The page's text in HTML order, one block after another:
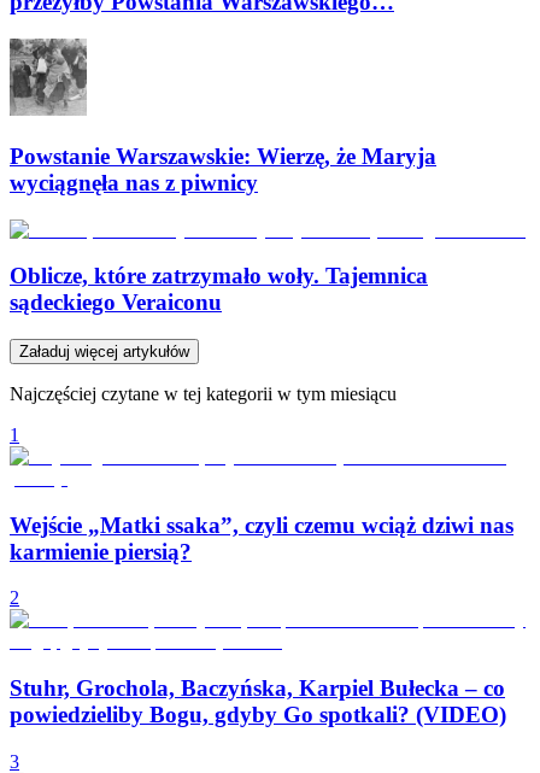
Powstanie Warszawskie: Wierzę, że Maryja
wyciągnęła nas z piwnicy
Oblicze, które zatrzymało woły. Tajemnica
sądeckiego Veraiconu
Załaduj więcej artykułów
Najczęściej czytane w tej kategorii w tym miesiącu
1
Wejście „Matki ssaka”, czyli czemu wciąż dziwi nas
karmienie piersią?
2
Stuhr, Grochola, Baczyńska, Karpiel Bułecka – co
powiedzieliby Bogu, gdyby Go spotkali? (VIDEO)
3